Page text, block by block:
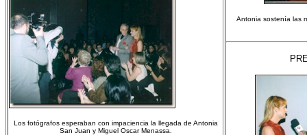
Los fotógrafos esperaban con impaciencia la llegada de Antonia
San Juan y Miguel Oscar Menassa.
Antonia sostenía las